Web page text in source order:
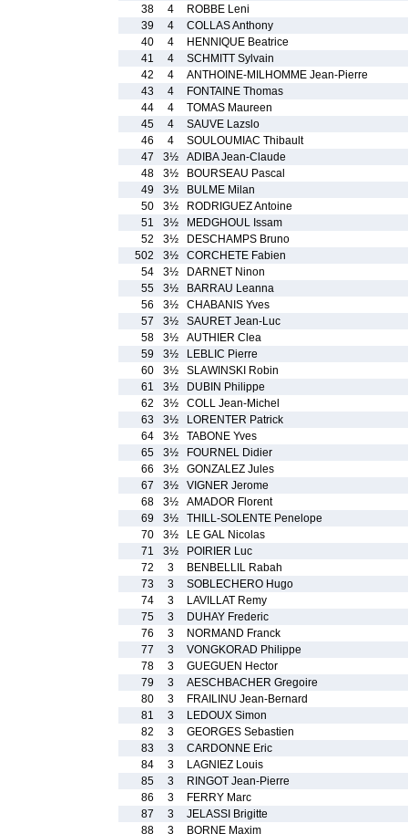
38
4
ROBBE Leni
39
4
COLLAS Anthony
40
4
HENNIQUE Beatrice
41
4
SCHMITT Sylvain
42
4
ANTHOINE-MILHOMME Jean-Pierre
43
4
FONTAINE Thomas
44
4
TOMAS Maureen
45
4
SAUVE Lazslo
46
4
SOULOUMIAC Thibault
47
3½
ADIBA Jean-Claude
48
3½
BOURSEAU Pascal
49
3½
BULME Milan
50
3½
RODRIGUEZ Antoine
51
3½
MEDGHOUL Issam
52
3½
DESCHAMPS Bruno
502
3½
CORCHETE Fabien
54
3½
DARNET Ninon
55
3½
BARRAU Leanna
56
3½
CHABANIS Yves
57
3½
SAURET Jean-Luc
58
3½
AUTHIER Clea
59
3½
LEBLIC Pierre
60
3½
SLAWINSKI Robin
61
3½
DUBIN Philippe
62
3½
COLL Jean-Michel
63
3½
LORENTER Patrick
64
3½
TABONE Yves
65
3½
FOURNEL Didier
66
3½
GONZALEZ Jules
67
3½
VIGNER Jerome
68
3½
AMADOR Florent
69
3½
THILL-SOLENTE Penelope
70
3½
LE GAL Nicolas
71
3½
POIRIER Luc
72
3
BENBELLIL Rabah
73
3
SOBLECHERO Hugo
74
3
LAVILLAT Remy
75
3
DUHAY Frederic
76
3
NORMAND Franck
77
3
VONGKORAD Philippe
78
3
GUEGUEN Hector
79
3
AESCHBACHER Gregoire
80
3
FRAILINU Jean-Bernard
81
3
LEDOUX Simon
82
3
GEORGES Sebastien
83
3
CARDONNE Eric
84
3
LAGNIEZ Louis
85
3
RINGOT Jean-Pierre
86
3
FERRY Marc
87
3
JELASSI Brigitte
88
3
BORNE Maxim